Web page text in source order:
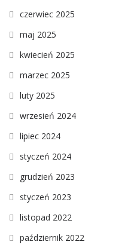
czerwiec 2025
maj 2025
kwiecień 2025
marzec 2025
luty 2025
wrzesień 2024
lipiec 2024
styczeń 2024
grudzień 2023
styczeń 2023
listopad 2022
październik 2022